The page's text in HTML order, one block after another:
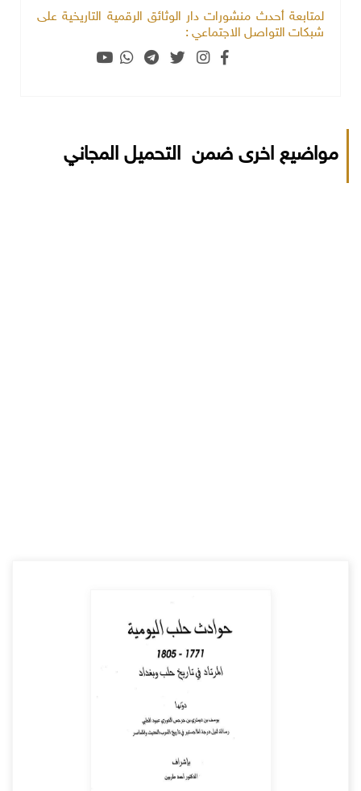
لمتابعة أحدث منشورات دار الوثائق الرقمية التاريخية على
شبكات التواصل الاجتماعي :
مواضيع اخرى ضمن التحميل المجاني